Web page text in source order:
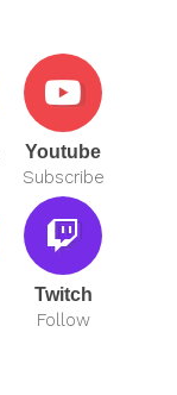
Youtube
Subscribe
Twitch
Follow